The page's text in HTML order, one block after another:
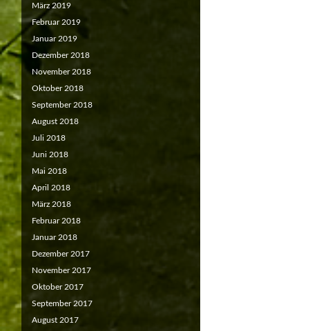
März 2019
Februar 2019
Januar 2019
Dezember 2018
November 2018
Oktober 2018
September 2018
August 2018
Juli 2018
Juni 2018
Mai 2018
April 2018
März 2018
Februar 2018
Januar 2018
Dezember 2017
November 2017
Oktober 2017
September 2017
August 2017